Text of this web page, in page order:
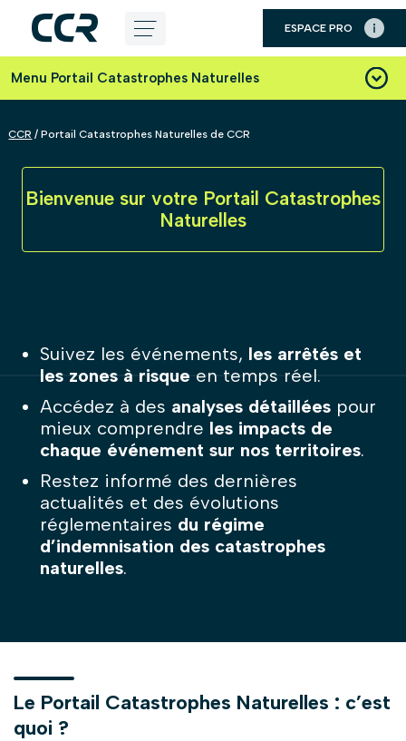
au
ESPACE PRO
Menu Portail Catastrophes Naturelles
CCR /Portail Catastrophes Naturelles de CCR
Bienvenue sur votre Portail Catastrophes
Naturelles
Suivez les événements, les arrêtés et
les zones à risque en temps réel.
Accédez à des analyses détaillées pour
mieux comprendre les impacts de
chaque événement sur nos territoires.
Restez informé des dernières
actualités et des évolutions
réglementaires du régime
d’indemnisation des catastrophes
naturelles.
Le Portail Catastrophes Naturelles : c’est
quoi ?
Panneau de gestion des cookies